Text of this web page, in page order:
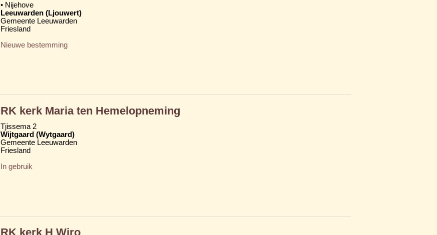
• Nijehove
Leeuwarden (Ljouwert)
Gemeente Leeuwarden
Friesland
Nieuwe bestemming
RK kerk Maria ten Hemelopneming
Tjissema 2
Wijtgaard (Wytgaard)
Gemeente Leeuwarden
Friesland
In gebruik
RK kerk H Wiro